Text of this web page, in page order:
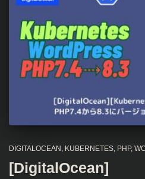
DIGITALOCEAN KUBERNETES PHP
[DigitalOcean]